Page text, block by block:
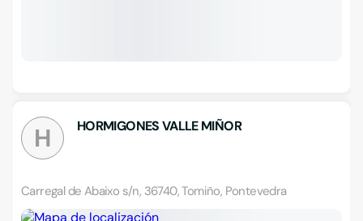
H HORMIGONES VALLE MIÑOR
Carregal de Abaixo s/n, 36740, Tomiño, Pontevedra